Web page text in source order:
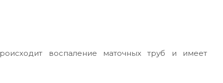
воспаление маточных труб и имеет